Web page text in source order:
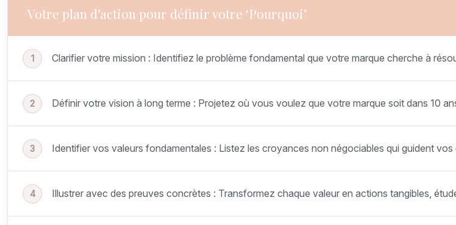
Votre plan d’action pour définir votre ‘Pourquoi’
Clarifier votre mission : Identifiez le problème fondamental que votre marque cherche à
Définir votre vision à long terme : Projetez où vous voulez que votre marque soit dans 10
Identifier vos valeurs fondamentales : Listez les croyances non négociables qui guident
Illustrer avec des preuves concrètes : Transformez chaque valeur en actions tangibles,